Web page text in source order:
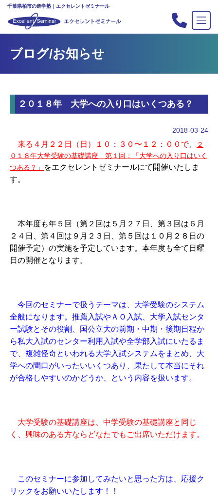
千葉県柏市の進学塾｜エクセレントゼミナール
塾の紹介
合格実績
入会案内
教室案内
新・主宰のブログ
ブログ/お知らせ
２０１８年 大学への入り口はいくつある？
2018-03-24
来る４月２２日（日）１０：３０〜１２：００で、
２
０１８年大学受験の基礎講座 第１回：「大学への入り口はいく
つある？」
をエクセレントゼミナールにて開催いたしま
す。
本年度も年５回（第２回は５月２７日、第３回は６月
２４日、第４回は９月２３日、第５回は１０月２８日の
開催予定）の実施を予定しています。本年度も全て日曜
日の開催となります。
今回のセミナーで扱うテーマは、大学受験のシステム
全般になります。推薦入試やＡＯ入試、大学入試センタ
ー試験とその役割、国公立大の前期・中期・後期日程か
ら私大入試のセンター利用入試や全学部入試にいたるま
で、複雑怪奇といわれる大学入試システムをまとめ、大
学への間口がいったいいくつあり、果たして本当にそれ
が合格しやすいのかどうか、という内容を扱います。
大学受験の基礎講座は、中学受験の基礎講座と同じ
く、興味のある方ならどなたでもご出席いただけます。
このセミナーに参加してみたいと思った方は、応援ク
リックをお願いいたします！！